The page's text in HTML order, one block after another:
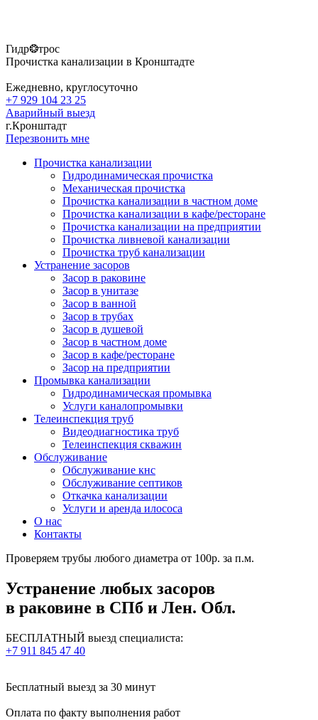
Гидр❂трос
Прочистка канализации в Кронштадте
Ежедневно, круглосуточно
+7 929 104 23 25
Аварийный выезд
г.Кронштадт
Перезвонить мне
Прочистка канализации
Гидродинамическая прочистка
Механическая прочистка
Прочистка канализации в частном доме
Прочистка канализации в кафе/ресторане
Прочистка канализации на предприятии
Прочистка ливневой канализации
Прочистка труб канализации
Устранение засоров
Засор в раковине
Засор в унитазе
Засор в ванной
Засор в трубах
Засор в душевой
Засор в частном доме
Засор в кафе/ресторане
Засор на предприятии
Промывка канализации
Гидродинамическая промывка
Услуги каналопромывки
Телеинспекция труб
Видеодиагностика труб
Телеинспекция скважин
Обслуживание
Обслуживание кнс
Обслуживание септиков
Откачка канализации
Услуги и аренда илососа
О нас
Контакты
Проверяем трубы любого диаметра от 100р. за п.м.
Устранение любых засоров
в раковине в СПб и Лен. Обл.
БЕСПЛАТНЫЙ выезд специалиста:
+7 911 845 47 40
Бесплатный выезд за 30 минут
Оплата по факту выполнения работ